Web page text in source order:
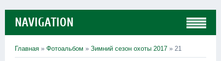
NAVIGATION
Главная » Фотоальбом » Зимний сезон охоты 2017 » 21